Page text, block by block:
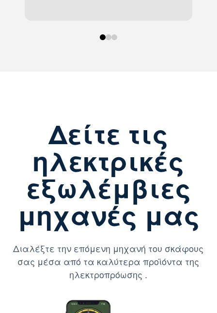
0 1 2
Δείτε τις
ηλεκτρικές
εξωλέμβιες
μηχανές μας
Διαλέξτε την επόμενη μηχανή του σκάφους
σας μέσα από τα καλύτερα προϊόντα της
ηλεκτροπρόωσης .